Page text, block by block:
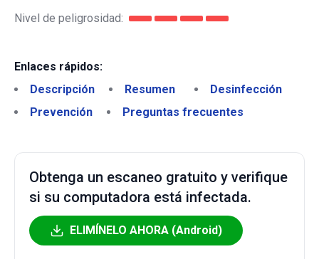
Nivel de peligrosidad:
Enlaces rápidos:
Descripción
Resumen
Desinfección
Prevención
Preguntas frecuentes
Obtenga un escaneo gratuito y verifique
si su computadora está infectada.
ELIMÍNELO AHORA (Android)